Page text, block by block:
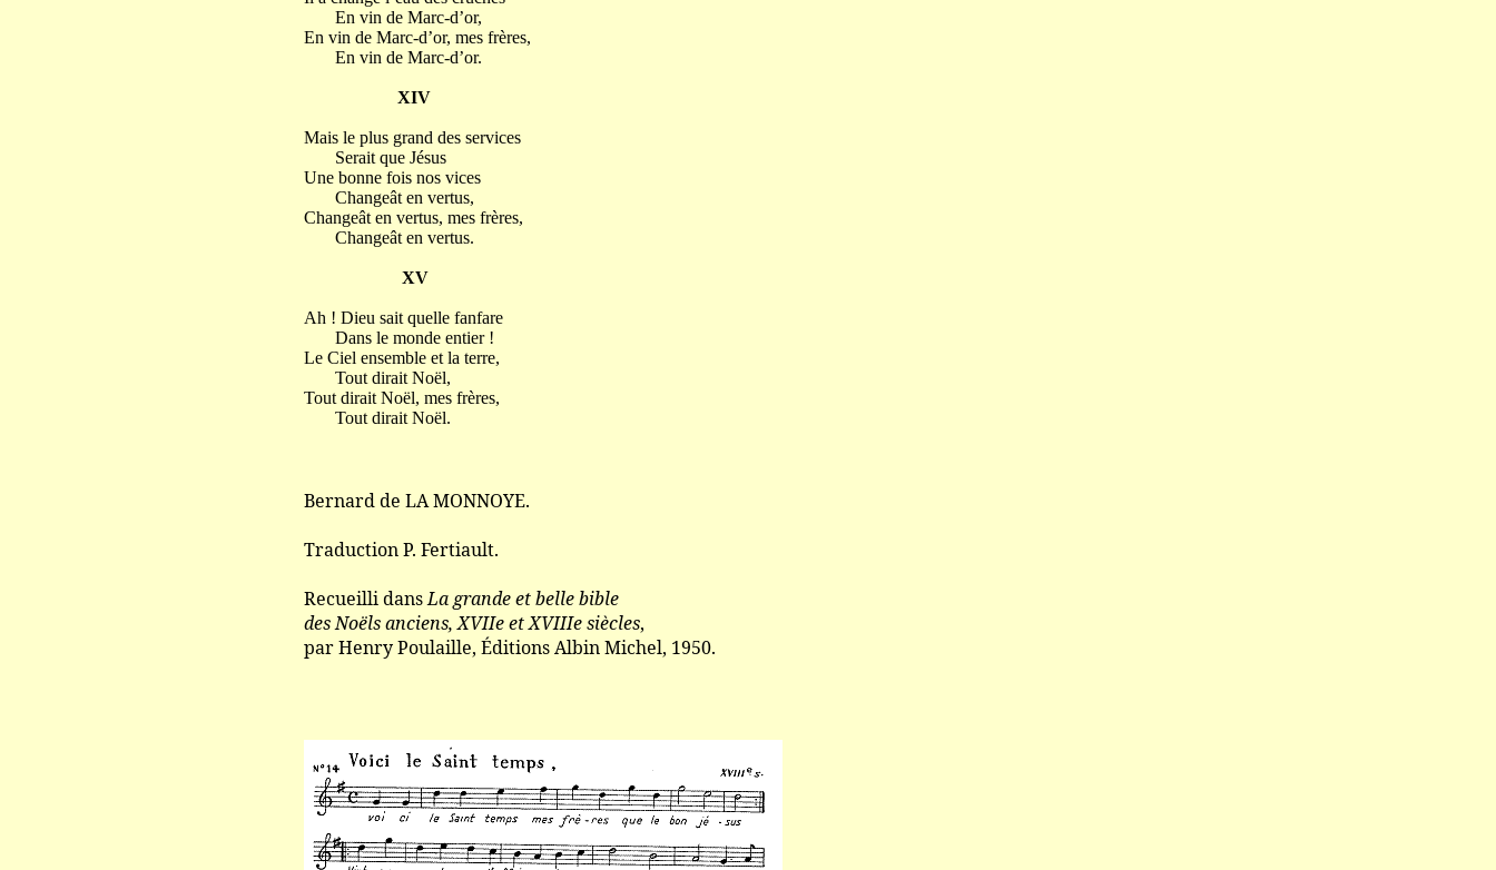
En vin de Marc-d’or,
En vin de Marc-d’or, mes frères,
En vin de Marc-d’or.
XIV
Mais le plus grand des services
Serait que Jésus
Une bonne fois nos vices
Changeât en vertus,
Changeât en vertus, mes frères,
Changeât en vertus.
XV
Ah ! Dieu sait quelle fanfare
Dans le monde entier !
Le Ciel ensemble et la terre,
Tout dirait Noël,
Tout dirait Noël, mes frères,
Tout dirait Noël.
Bernard de LA MONNOYE.
Traduction P. Fertiault.
Recueilli dansLa grande et belle bible
des Noëls anciens, XVIIe et XVIIIe siècles,
par Henry Poulaille, Éditions Albin Michel, 1950.